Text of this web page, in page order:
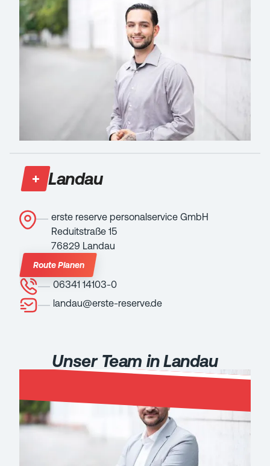
Landau
erste reserve personalservice GmbH
Reduitstraße 15
76829 Landau
Route Planen
06341 14103-0
landau@erste-reserve.de
Unser Team in Landau